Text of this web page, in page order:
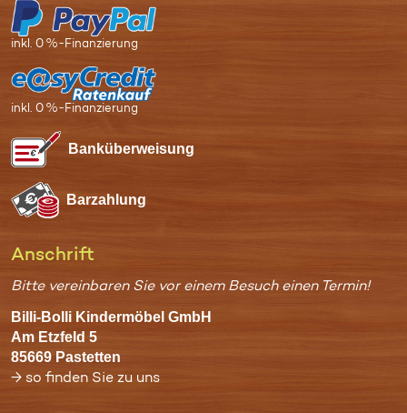
inkl. 0 %-Finanzierung
inkl. 0 %-Finanzierung
Bank­überweisung
Bar­zahlung
Anschrift
Bitte vereinbaren Sie vor einem Besuch einen Termin!
Billi-Bolli Kindermöbel GmbH
Am Etzfeld 5
85669 Pastetten
→ so finden Sie zu uns